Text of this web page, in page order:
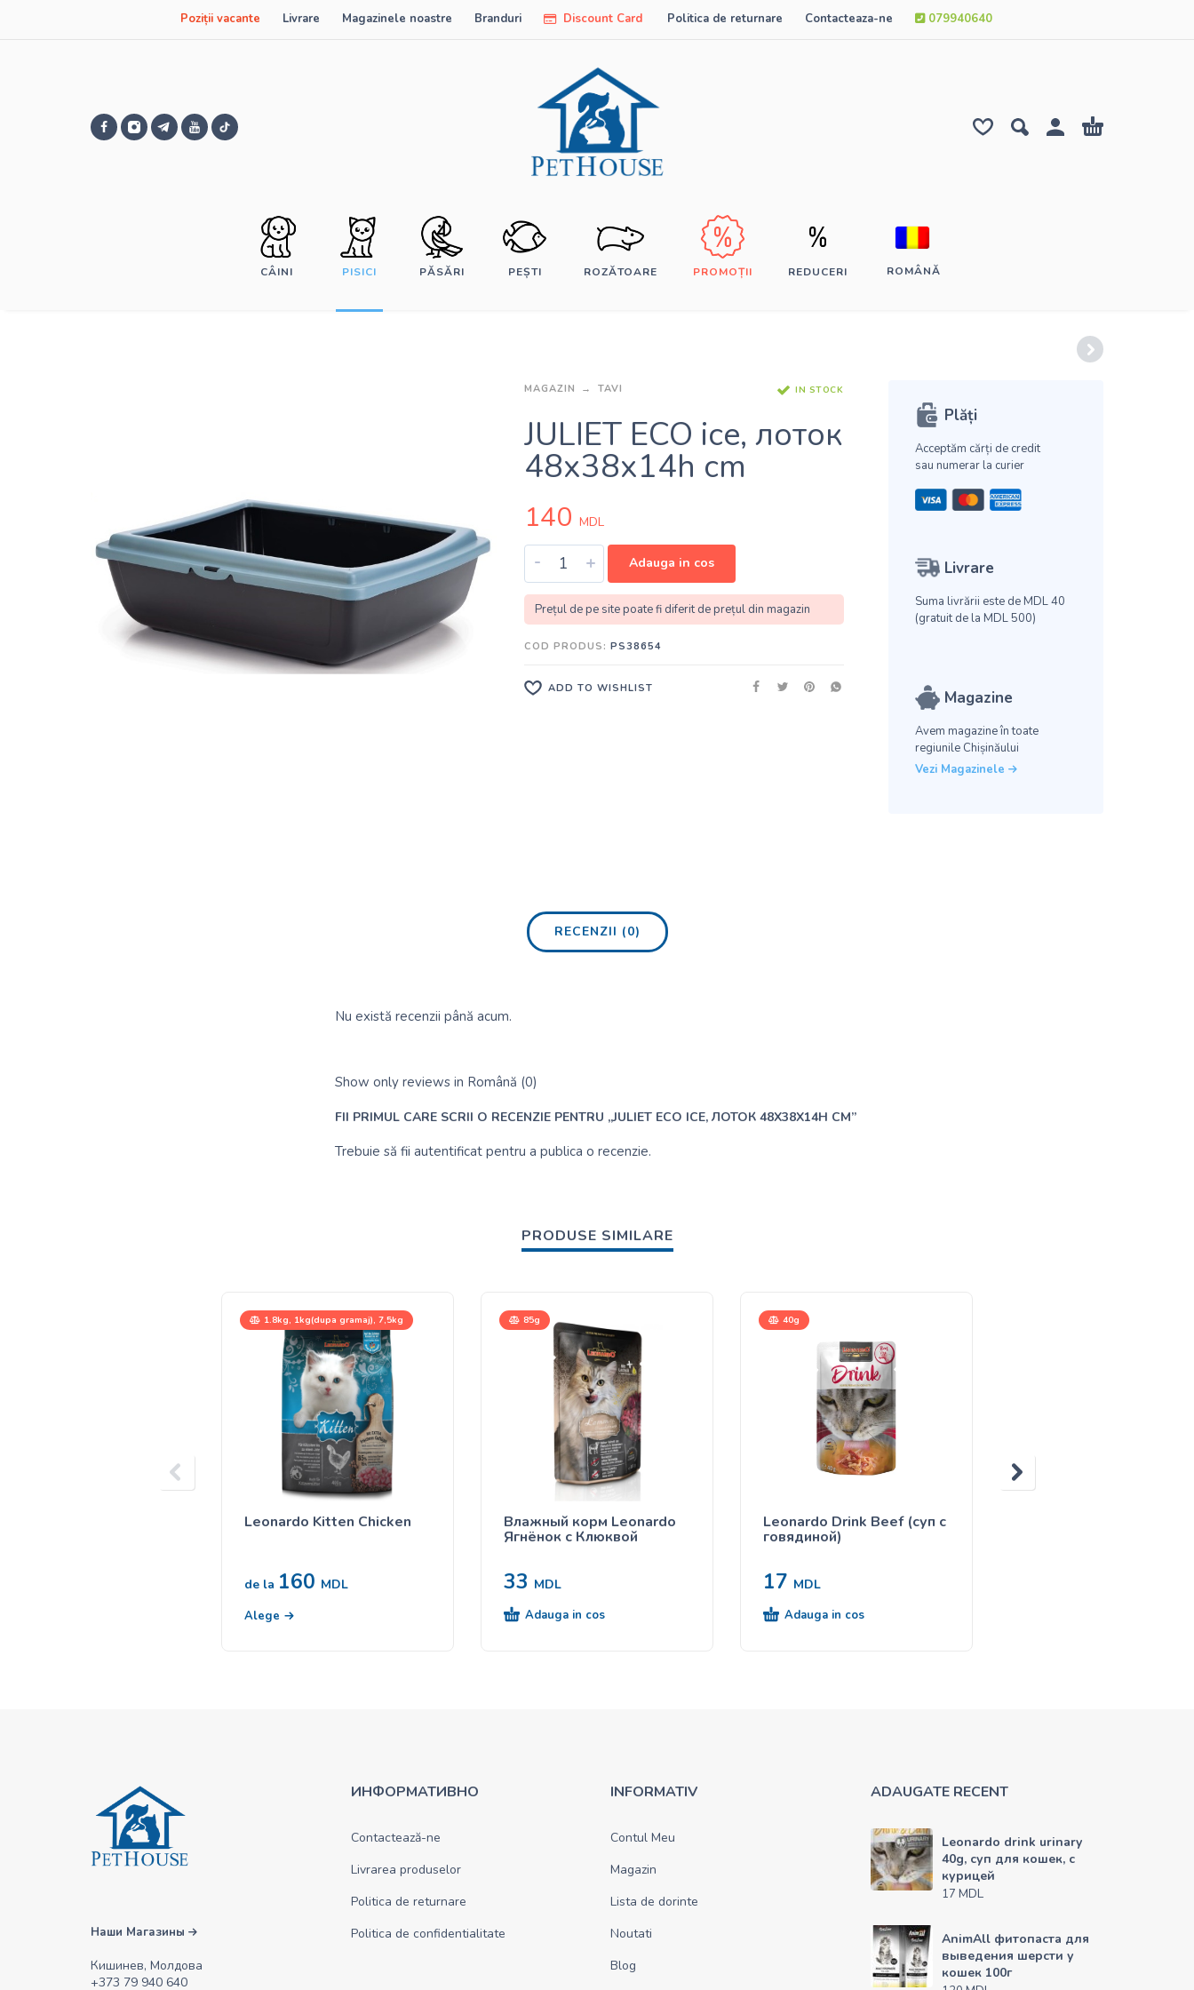
Poziții vacante Livrare Magazinele noastre Branduri Discount Card Politica de returnare Contacteaza-ne 079940640
CÂINI PISICI PĂSĂRI PEȘTI ROZĂTOARE PROMOȚII REDUCERI ROMÂNĂ
MAGAZIN TAVI IN STOCK
JULIET ECO ice, лоток
48x38x14h cm
140 MDL
- + Adauga in cos
Prețul de pe site poate fi diferit de prețul din magazin
COD PRODUS: PS38654
ADD TO WISHLIST
Plăți
Acceptăm cărți de credit
sau numerar la curier
Livrare
Suma livrării este de MDL 40
(gratuit de la MDL 500)
Magazine
Avem magazine în toate
regiunile Chișinăului
Vezi Magazinele
RECENZII (0)
Nu există recenzii până acum.
Show only reviews in Română (0)
FII PRIMUL CARE SCRII O RECENZIE PENTRU „JULIET ECO ICE, ЛОТОК 48X38X14H CM”
Trebuie să fii autentificat pentru a publica o recenzie.
PRODUSE SIMILARE
1.8kg, 1kg(dupa gramaj), 7,5kg
Leonardo Kitten Chicken
de la 160 MDL
Alege
85g
Влажный корм Leonardo
Ягнёнок с Клюквой
33 MDL
Adauga in cos
40g
Leonardo Drink Beef (суп с
говядиной)
17 MDL
Adauga in cos
Наши Магазины
Кишинев, Молдова
+373 79 940 640
ИНФОРМАТИВНО
Contactează-ne
Livrarea produselor
Politica de returnare
Politica de confidentialitate
INFORMATIV
Contul Meu
Magazin
Lista de dorinte
Noutati
Blog
ADAUGATE RECENT
Leonardo drink urinary
40g, суп для кошек, с
курицей
17 MDL
AnimAll фитопаста для
выведения шерсти у
кошек 100г